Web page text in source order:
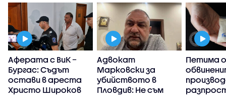
Аферата с ВиК –
Бургас: Съдът
остави в ареста
Христо Широков
Адвокат
Марковски за
убийството в
Пловдив: Не съм
Петима